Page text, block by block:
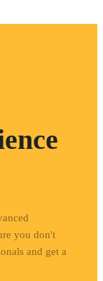
you don't
and get a